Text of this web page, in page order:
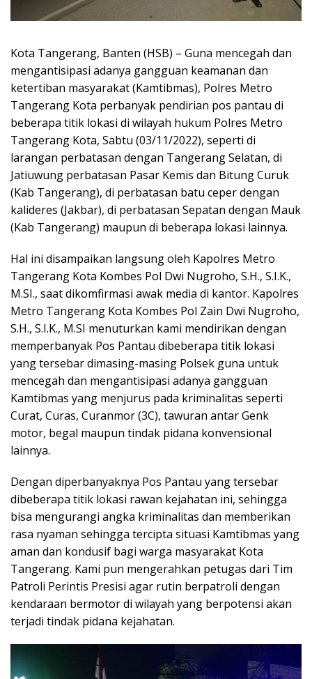
Kota Tangerang, Banten (HSB) – Guna mencegah dan
mengantisipasi adanya gangguan keamanan dan
ketertiban masyarakat (Kamtibmas), Polres Metro
Tangerang Kota perbanyak pendirian pos pantau di
beberapa titik lokasi di wilayah hukum Polres Metro
Tangerang Kota, Sabtu (03/11/2022), seperti di
larangan perbatasan dengan Tangerang Selatan, di
Jatiuwung perbatasan Pasar Kemis dan Bitung Curuk
(Kab Tangerang), di perbatasan batu ceper dengan
kalideres (Jakbar), di perbatasan Sepatan dengan Mauk
(Kab Tangerang) maupun di beberapa lokasi lainnya.
Hal ini disampaikan langsung oleh Kapolres Metro
Tangerang Kota Kombes Pol Dwi Nugroho, S.H., S.I.K.,
M.SI., saat dikomfirmasi awak media di kantor. Kapolres
Metro Tangerang Kota Kombes Pol Zain Dwi Nugroho,
S.H., S.I.K., M.SI menuturkan kami mendirikan dengan
memperbanyak Pos Pantau dibeberapa titik lokasi
yang tersebar dimasing-masing Polsek guna untuk
mencegah dan mengantisipasi adanya gangguan
Kamtibmas yang menjurus pada kriminalitas seperti
Curat, Curas, Curanmor (3C), tawuran antar Genk
motor, begal maupun tindak pidana konvensional
lainnya.
Dengan diperbanyaknya Pos Pantau yang tersebar
dibeberapa titik lokasi rawan kejahatan ini, sehingga
bisa mengurangi angka kriminalitas dan memberikan
rasa nyaman sehingga tercipta situasi Kamtibmas yang
aman dan kondusif bagi warga masyarakat Kota
Tangerang. Kami pun mengerahkan petugas dari Tim
Patroli Perintis Presisi agar rutin berpatroli dengan
kendaraan bermotor di wilayah yang berpotensi akan
terjadi tindak pidana kejahatan.